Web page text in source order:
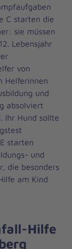
C starten die
sie müssen
Lebensjahr
von
Helferinnen
und
absolviert
Ihr Hund sollte
starten
und
die besonders
am Kind
Hilfe